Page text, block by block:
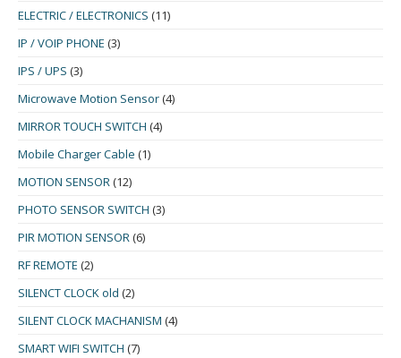
ELECTRIC / ELECTRONICS (11)
IP / VOIP PHONE (3)
IPS / UPS (3)
Microwave Motion Sensor(4)
MIRROR TOUCH SWITCH (4)
Mobile Charger Cable (1)
MOTION SENSOR(12)
PHOTO SENSOR SWITCH (3)
PIR MOTION SENSOR(6)
RF REMOTE (2)
SILENCT CLOCK old (2)
SILENT CLOCK MACHANISM (4)
SMART WIFI SWITCH (7)